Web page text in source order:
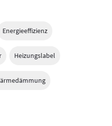
Energieeffizienz
Heizungslabel